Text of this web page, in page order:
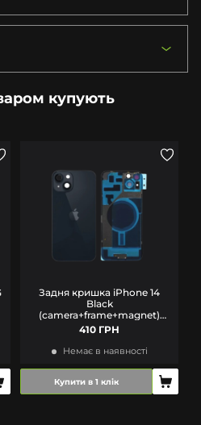
купують
Задня кришка iPhone 14
Black
(camera+frame+magnet)
Original Quality (якість
оригіналу)
410 ГРН
Немає в наявності
Купити в 1 клік